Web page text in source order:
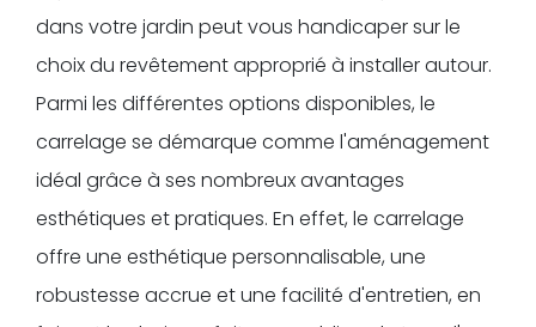
dans votre jardin peut vous handicaper sur le
choix du revêtement approprié à installer autour.
Parmi les différentes options disponibles, le
carrelage se démarque comme l'aménagement
idéal grâce à ses nombreux avantages
esthétiques et pratiques. En effet, le carrelage
offre une esthétique personnalisable, une
robustesse accrue et une facilité d'entretien, en